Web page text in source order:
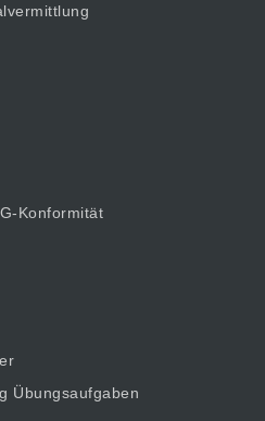
Konformität
Übungsaufgaben